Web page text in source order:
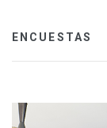
ENCUESTAS